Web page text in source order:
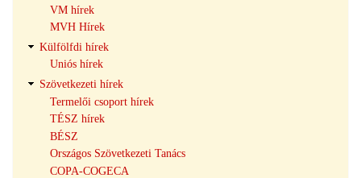
VM hírek
MVH Hírek
Külfölfdi hírek
Uniós hírek
Szövetkezeti hírek
Termelői csoport hírek
TÉSZ hírek
BÉSZ
Országos Szövetkezeti Tanács
COPA-COGECA